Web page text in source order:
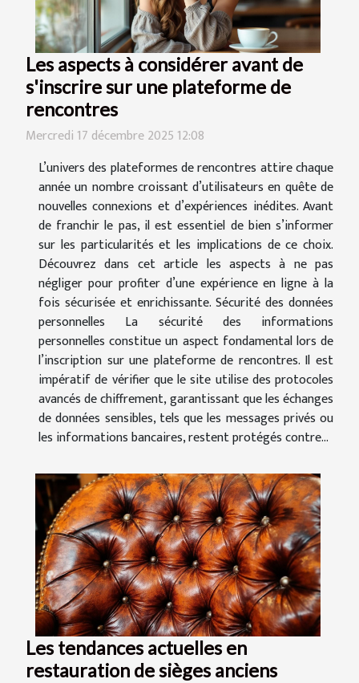
Les aspects à considérer avant de
s'inscrire sur une plateforme de
rencontres
Mercredi 17 décembre 2025 12:08
L’univers des plateformes de rencontres attire chaque
année un nombre croissant d’utilisateurs en quête de
nouvelles connexions et d’expériences inédites. Avant
de franchir le pas, il est essentiel de bien s’informer
sur les particularités et les implications de ce choix.
Découvrez dans cet article les aspects à ne pas
négliger pour profiter d’une expérience en ligne à la
fois sécurisée et enrichissante. Sécurité des données
personnelles La sécurité des informations
personnelles constitue un aspect fondamental lors de
l’inscription sur une plateforme de rencontres. Il est
impératif de vérifier que le site utilise des protocoles
avancés de chiffrement, garantissant que les échanges
de données sensibles, tels que les messages privés ou
les informations bancaires, restent protégés contre...
Les tendances actuelles en
restauration de sièges anciens